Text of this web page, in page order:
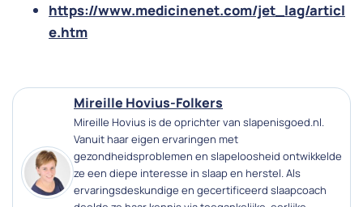
https://www.medicinenet.com/jet_lag/articl
e.htm
Mireille Hovius-Folkers
Mireille Hovius is de oprichter van slapenisgoed.nl.
Vanuit haar eigen ervaringen met
gezondheidsproblemen en slapeloosheid ontwikkelde
ze een diepe interesse in slaap en herstel. Als
ervaringsdeskundige en gecertificeerd slaapcoach